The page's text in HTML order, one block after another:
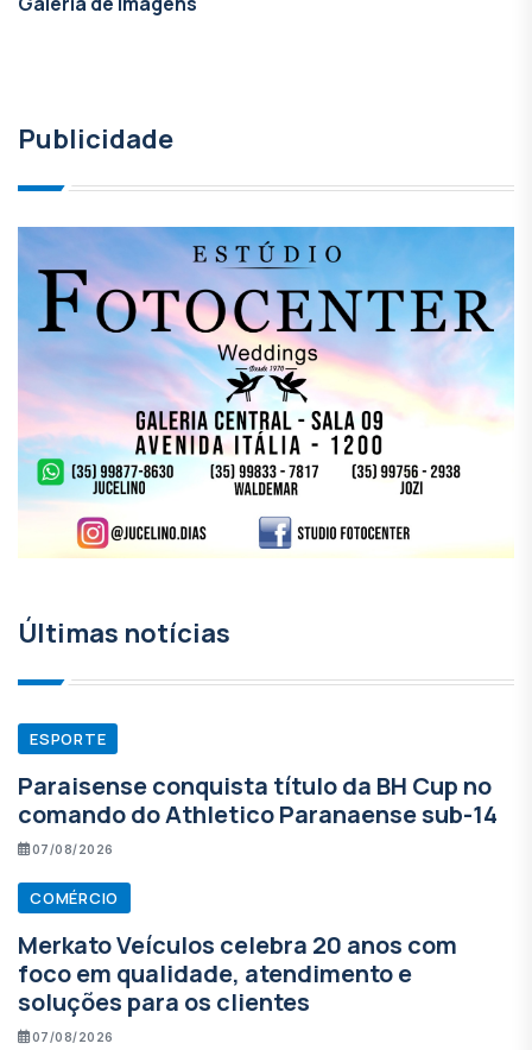
Publicidade
Últimas notícias
ESPORTE
Paraisense conquista título da BH Cup no
comando do Athletico Paranaense sub-14
07/08/2026
COMÉRCIO
Merkato Veículos celebra 20 anos com
foco em qualidade, atendimento e
soluções para os clientes
07/08/2026